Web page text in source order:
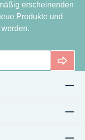
erscheinenden
Produkte und